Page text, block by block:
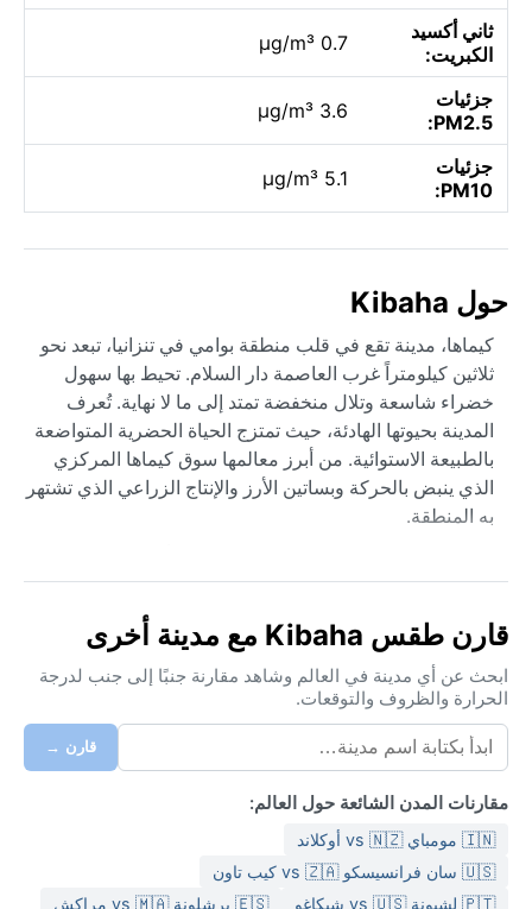
ثاني أكسيد
الكبريت:
0.7 µg/m³
جزئيات
PM2.5:
3.6 µg/m³
جزئيات
PM10:
5.1 µg/m³
حول Kibaha
كيماها، مدينة تقع في قلب منطقة بوامي في تنزانيا، تبعد نحو
ثلاثين كيلومتراً غرب العاصمة دار السلام. تحيط بها سهول
خضراء شاسعة وتلال منخفضة تمتد إلى ما لا نهاية. تُعرف
المدينة بحيوتها الهادئة، حيث تمتزج الحياة الحضرية المتواضعة
بالطبيعة الاستوائية. من أبرز معالمها سوق كيماها المركزي
الذي ينبض بالحركة وبساتين الأرز والإنتاج الزراعي الذي تشتهر
به المنطقة.
كوبن). يغلب الطابع الحار على معظم أيام السنة مع موسمين
واضحين: موسم جاف من يونيو حتى أكتوبر، وآخر ممطر يبدأ
في نوفمبر ويمتد حتى أبريل مع ذروة هطول بين مارس ومايو.
تكون الرطوبة مرتفعة جداً أثناء الأمطار وقد تصل الحرارة
العظمى إلى 32 درجة مئوية. في الموسم الجاف تكون الأجواء
أكثر اعتدالاً مع ليالٍ منعشة. عند زيارة كيماها، يُنصح بإحضار
ملابس قطنية خفيفة، مظلة أو سترة مقاومة للماء أثناء
أفضل وقت لزيارة كيماها من الناحية الجوية هو بين يونيو
وأكتوبر، حيث يكون الطقس جافاً ومشمساً مع هبوط طفيف
في درجات الحرارة. لا تشهد المنطقة أعاصير أو رياحاً موسمية
قارن طقس Kibaha مع مدينة أخرى
ابحث عن أي مدينة في العالم وشاهد مقارنة جنبًا إلى جنب لدرجة
الحرارة والظروف والتوقعات.
قارن →
مقارنات المدن الشائعة حول العالم:
🇮🇳 مومباي vs 🇳🇿 أوكلاند
🇺🇸 سان فرانسيسكو vs 🇿🇦 كيب تاون
🇵🇹 لشبونة vs 🇺🇸 شيكاغو
🇪🇸 برشلونة vs 🇲🇦 مراكش